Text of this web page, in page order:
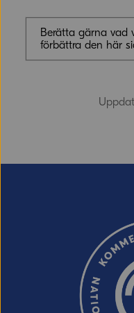
Berätta gärna vad
förbättra den här
Ordverifiering